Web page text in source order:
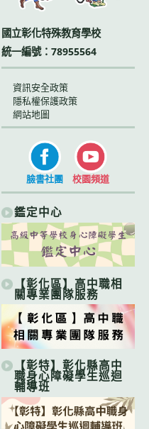
國立彰化特殊教育學校
統一編號：78955564
資訊安全政策
隱私權保護政策
網站地圖
臉書社團 校園頻道
鑑定中心
【彰化區】高中職相
關專業團隊服務
【彰特】彰化縣高中
職身心障礙學生巡迴
輔導班